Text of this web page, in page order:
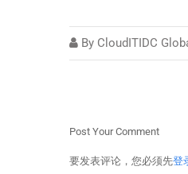
By CloudITIDC
Post Your Comment
要发表评论，您必须先登